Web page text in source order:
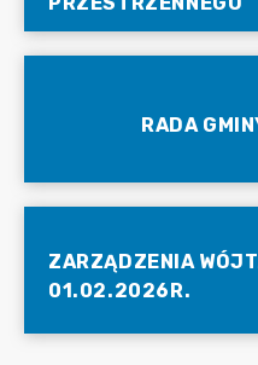
RADA
ZARZĄDZENIA
01.02.2026R.